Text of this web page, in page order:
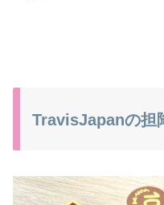
TravisJapanの担